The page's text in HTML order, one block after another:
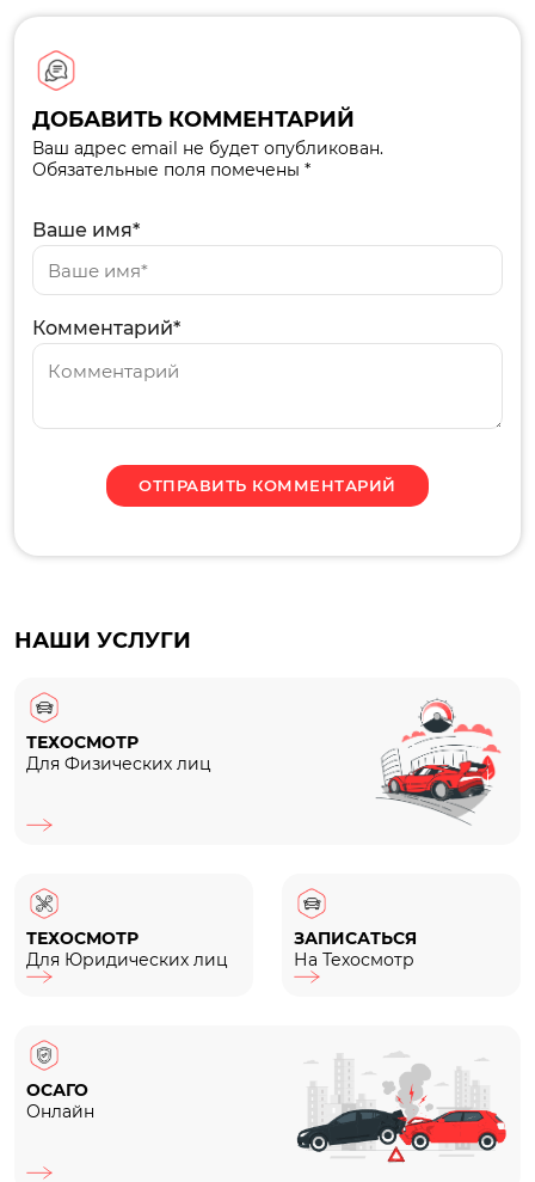
ДОБАВИТЬ КОММЕНТАРИЙ
Ваш адрес email не будет опубликован.
Обязательные поля помечены *
Комментарий*
Ваше имя*
НАШИ УСЛУГИ
ТЕХОСМОТР
Для Физических лиц
ТЕХОСМОТР
Для Юридических лиц
ЗАПИСАТЬСЯ
На Техосмотр
ОСАГО
Онлайн